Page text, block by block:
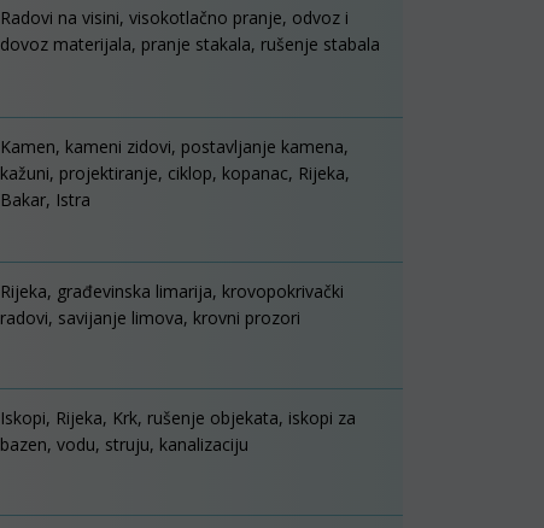
Radovi na visini, visokotlačno pranje, odvoz i
dovoz materijala, pranje stakala, rušenje stabala
Kamen, kameni zidovi, postavljanje kamena,
kažuni, projektiranje, ciklop, kopanac, Rijeka,
Bakar, Istra
Rijeka, građevinska limarija, krovopokrivački
radovi, savijanje limova, krovni prozori
Iskopi, Rijeka, Krk, rušenje objekata, iskopi za
bazen, vodu, struju, kanalizaciju